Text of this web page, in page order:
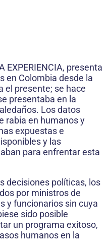
EXPERIENCIA, presenta
en Colombia desde la
el presente; se hace
presentaba en la
Los datos
rabia en humanos y
expuestas e
y las
para enfrentar esta
decisiones políticas, los
por ministros de
y funcionarios sin cuya
sido posible
un programa exitoso,
humanos en la